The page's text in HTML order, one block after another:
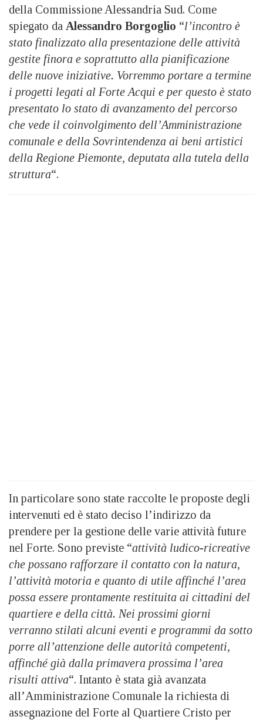
della Commissione Alessandria Sud. Come
spiegato da Alessandro Borgoglio “l’incontro è
stato finalizzato alla presentazione delle attività
gestite finora e soprattutto alla pianificazione
delle nuove iniziative. Vorremmo portare a termine
i progetti legati al Forte Acqui e per questo è stato
presentato lo stato di avanzamento del percorso
che vede il coinvolgimento dell’Amministrazione
comunale e della Sovrintendenza ai beni artistici
della Regione Piemonte, deputata alla tutela della
struttura“.
In particolare sono state raccolte le proposte degli
intervenuti ed è stato deciso l’indirizzo da
prendere per la gestione delle varie attività future
nel Forte. Sono previste “attività ludico-ricreative
che possano rafforzare il contatto con la natura,
l’attività motoria e quanto di utile affinché l’area
possa essere prontamente restituita ai cittadini del
quartiere e della città. Nei prossimi giorni
verranno stilati alcuni eventi e programmi da sotto
porre all’attenzione delle autorità competenti,
affinché già dalla primavera prossima l’area
risulti attiva“. Intanto è stata già avanzata
all’Amministrazione Comunale la richiesta di
assegnazione del Forte al Quartiere Cristo per